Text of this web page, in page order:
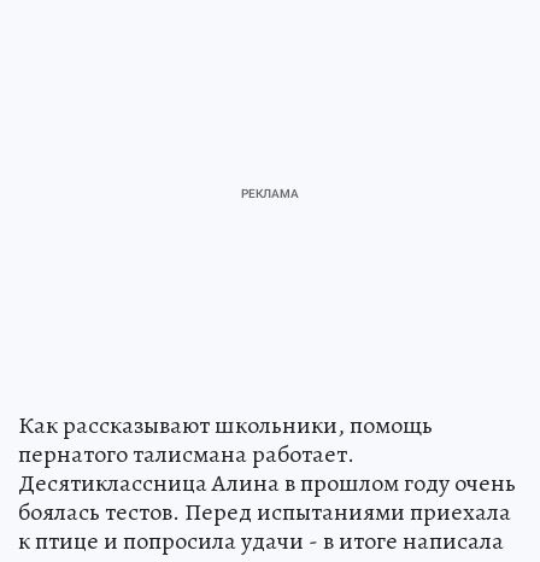
Как рассказывают школьники, помощь
пернатого талисмана работает.
Десятиклассница Алина в прошлом году очень
боялась тестов. Перед испытаниями приехала
к птице и попросила удачи - в итоге написала